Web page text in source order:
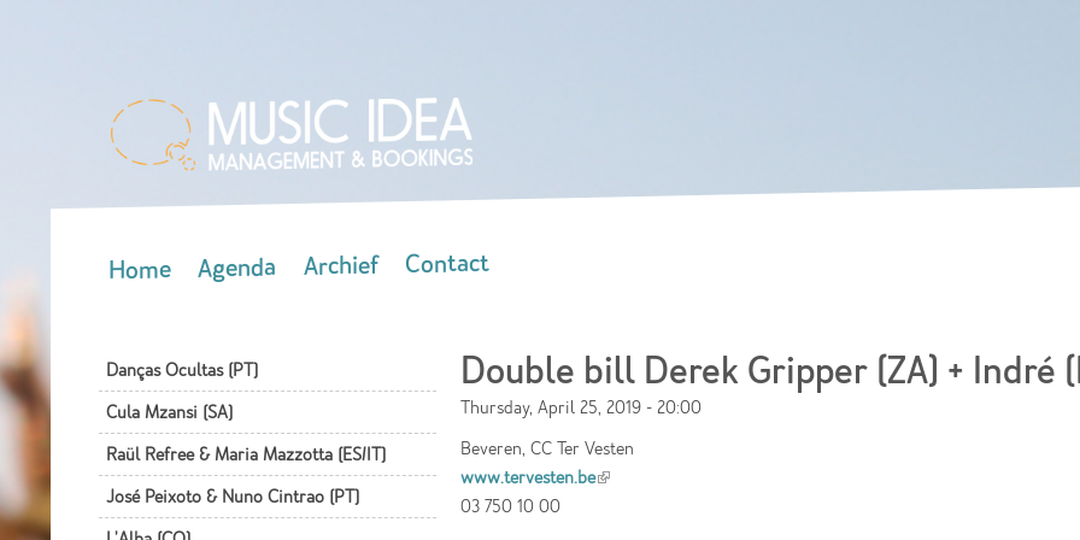
Home Agenda Archief Contact
Danças Ocultas (PT)
Cula Mzansi (SA)
Raül Refree & Maria Mazzotta (ES/IT)
José Peixoto & Nuno Cintrao (PT)
Double bill Derek Gripper (ZA) + Indré
Thursday, April 25, 2019 - 20:00
Beveren, CC Ter Vesten
www.tervesten.be(link is external)
03 750 10 00